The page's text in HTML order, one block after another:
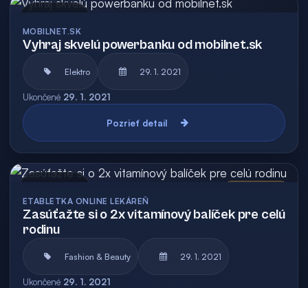
MOBILNET.SK
Vyhraj skvelú powerbanku od mobilnet.sk
Elektro 29. 1. 2021
Ukončené 29. 1. 2021
Pozrieť detail
ETABLETKA ONLINE LEKÁREŇ
Zasúťažte si o 2x vitamínový balíček pre celú
rodinu
Fashion & Beauty 29. 1. 2021
Ukončené 29. 1. 2021